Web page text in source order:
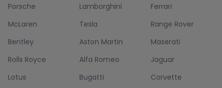
Porsche
Lamborghini
Ferrari
McLaren
Tesla
Range Rover
Bentley
Aston Martin
Maserati
Rolls Royce
Alfa Romeo
Jaguar
Lotus
Bugatti Corvette